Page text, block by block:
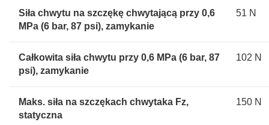
Siła chwytu na szczękę chwytającą przy 0,6
MPa (6 bar, 87 psi), zamykanie
51 N
Całkowita siła chwytu przy 0,6 MPa (6 bar, 87
psi), zamykanie
102 N
Maks. siła na szczękach chwytaka Fz,
statyczna
150 N